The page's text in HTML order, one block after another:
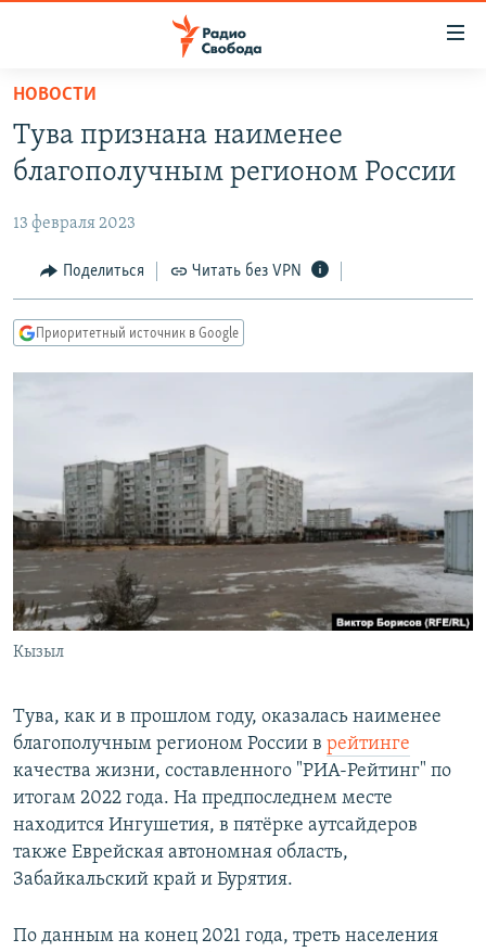
упрощенного
доступа
Вернуться
основному
Вернутся
главной
навигации
Вернутся
ПОДКАСТЫ
АВТОРСКИЕ ПРОЕКТЫ
ЦИТАТЫ СВОБОДЫ
МНЕНИЯ
IDEL.РЕАЛИИ
СИБИРЬ.РЕАЛИИ
РАСПИСАНИЕ ВЕЩАНИЯ
ПОДПИШИТЕСЬ НА РАССЫЛКУ
СОЦИАЛЬНЫЕ СЕТИ
Все сайты РСЕ/РС
НОВОСТИ
Тува признана наименее
благополучным регионом России
13 февраля 2023
Поделиться Читать без VPN
Приоритетный источник в Google
Кызыл
Тува, как и в прошлом году, оказалась наименее
благополучным регионом России в рейтинге
качества жизни, составленного "РИА-Рейтинг" по
итогам 2022 года. На предпоследнем месте
находится Ингушетия, в пятёрке аутсайдеров
также Еврейская автономная область,
Забайкальский край и Бурятия.
По данным на конец 2021 года, треть населения